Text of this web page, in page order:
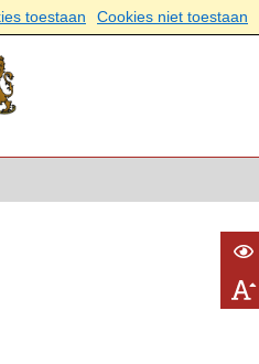
toestaan Cookies niet toestaan